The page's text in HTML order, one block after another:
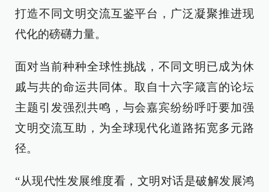
打造不同文明交流互鉴平台，广泛凝聚推进现
代化的磅礴力量。
面对当前种种全球性挑战，不同文明已成为休
戚与共的命运共同体。取自十六字箴言的论坛
主题引发强烈共鸣，与会嘉宾纷纷呼吁要加强
文明交流互助，为全球现代化道路拓宽多元路
径。
“从现代性发展维度看，文明对话是破解发展鸿